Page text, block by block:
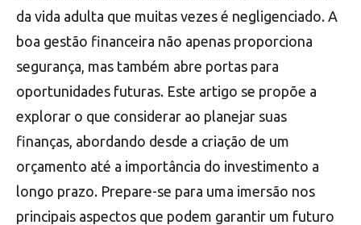
da vida adulta que muitas vezes é negligenciado. A
boa gestão financeira não apenas proporciona
segurança, mas também abre portas para
oportunidades futuras. Este artigo se propõe a
explorar o que considerar ao planejar suas
finanças, abordando desde a criação de um
orçamento até a importância do investimento a
longo prazo. Prepare-se para uma imersão nos
principais aspectos que podem garantir um futuro